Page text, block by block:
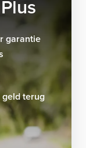
garantie
geld terug